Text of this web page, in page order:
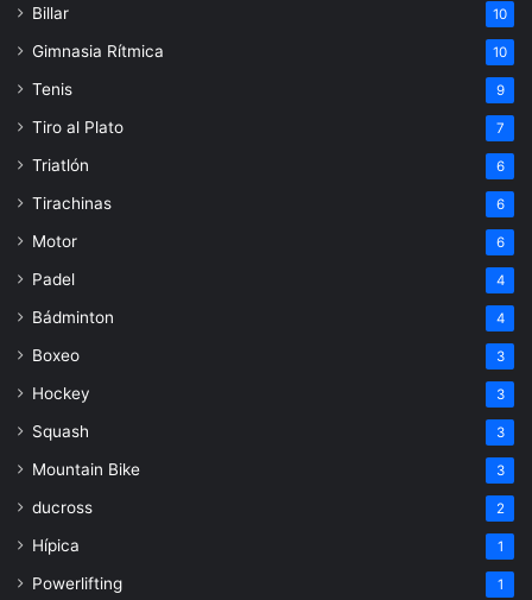
Billar 10
Gimnasia Rítmica 10
Tenis 9
Tiro al Plato 7
Triatlón 6
Tirachinas 6
Motor 6
Padel 4
Bádminton 4
Boxeo 3
Hockey 3
Squash 3
Mountain Bike 3
ducross 2
Hípica 1
Powerlifting 1